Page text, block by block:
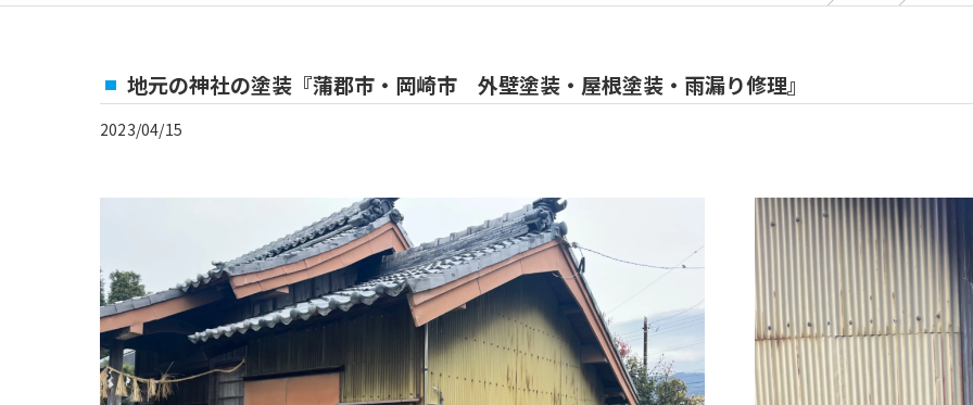
地元の神社の塗装『蒲郡市・岡崎市 外壁塗装・屋根塗装・雨漏り修理』
2023/04/15